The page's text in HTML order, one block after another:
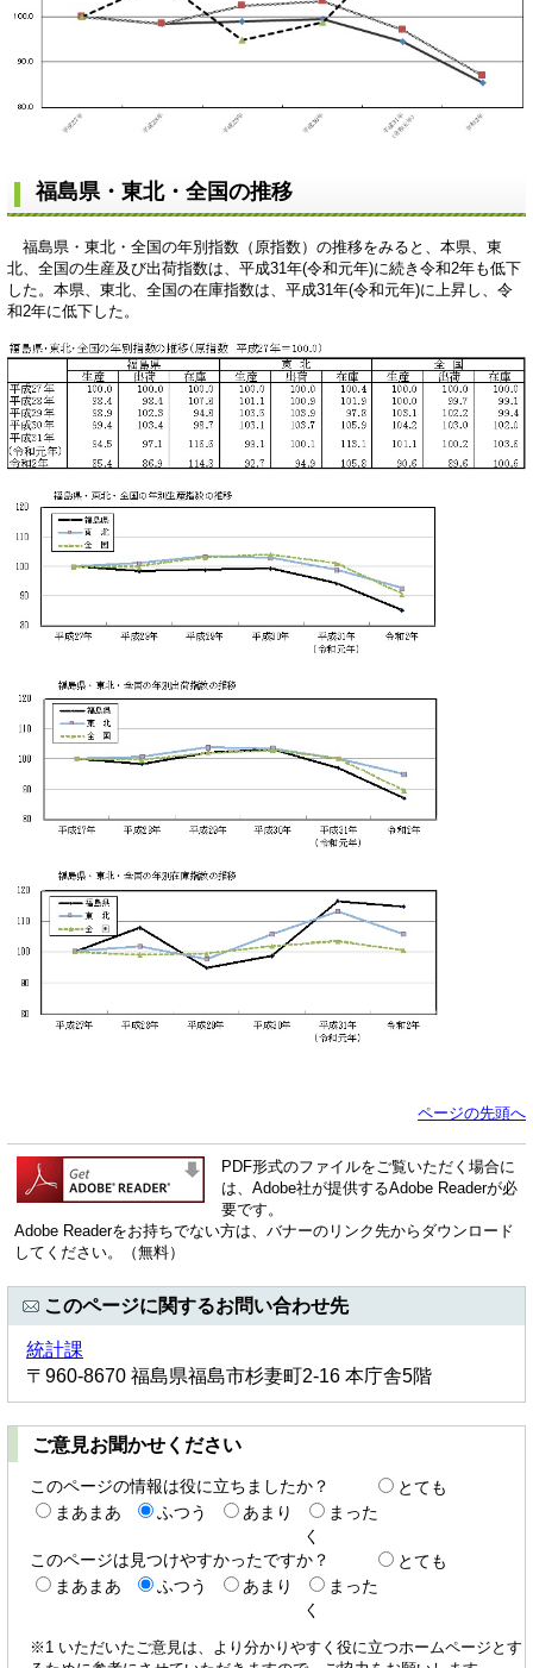
福島県・東北・全国の推移
福島県・東北・全国の年別指数（原指数）の推移をみると、本県、東
北、全国の生産及び出荷指数は、平成31年(令和元年)に続き令和2年も低下
した。本県、東北、全国の在庫指数は、平成31年(令和元年)に上昇し、令
和2年に低下した。
ページの先頭へ
PDF形式のファイルをご覧いただく場合に
は、Adobe社が提供するAdobe Readerが必
要です。
Adobe Readerをお持ちでない方は、バナーのリンク先からダウンロード
してください。（無料）
このページに関するお問い合わせ先
統計課
〒960-8670 福島県福島市杉妻町2-16 本庁舎5階
ご意見お聞かせください
このページの情報は役に立ちましたか？
とても
まあまあ
ふつう あまり
まった
く
このページは見つけやすかったですか？
とても
まあまあ
ふつう あまり
まった
く
※1 いただいたご意見は、より分かりやすく役に立つホームページとす